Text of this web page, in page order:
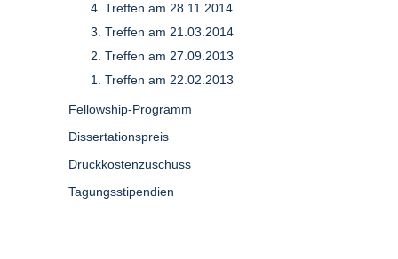
4. Treffen am 28.11.2014
3. Treffen am 21.03.2014
2. Treffen am 27.09.2013
1. Treffen am 22.02.2013
Fellowship-Programm
Dissertationspreis
Druckkostenzuschuss
Tagungsstipendien